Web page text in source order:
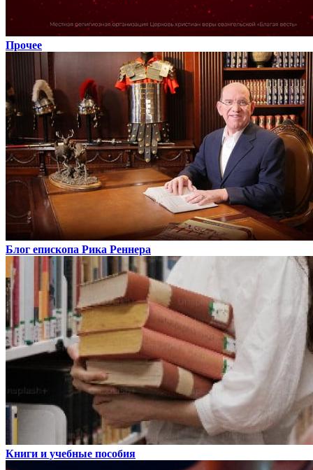
Прочее
Блог епископа Рика Реннера
Книги и учебные пособия